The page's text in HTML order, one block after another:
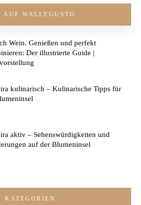
AUF WALLYGUSTO
Wein. Genießen und perfekt
Der illustrierte Guide |
kulinarisch – Kulinarische Tipps für
aktiv – Sehenswürdigkeiten und
auf der Blumeninsel
KATEGORIEN